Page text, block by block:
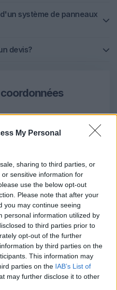
My Personal
sharing to third parties, or
sensitive information for
use the below opt-out
Please note that after your
you may continue seeing
personal information utilized by
to third parties prior to
opt-out of the further
by third parties on the
This information may
parties on the IAB’s List of
may further disclose it to other
système de panneaux
devis?